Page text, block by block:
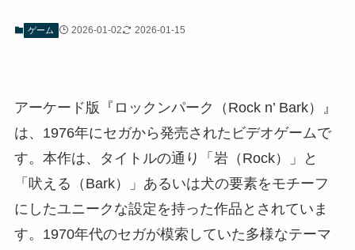
ゲーム 2026-01-02 2026-01-15
アーケード版『ロックンパーク（Rock n’ Bark）』
は、1976年にセガから発売されたビデオゲームで
す。本作は、タイトルの通り「岩（Rock）」と
「吠える（Bark）」あるいは犬の要素をモチーフ
にしたユニークな設定を持った作品とされていま
す。1970年代のセガが模索していた多様なテーマ